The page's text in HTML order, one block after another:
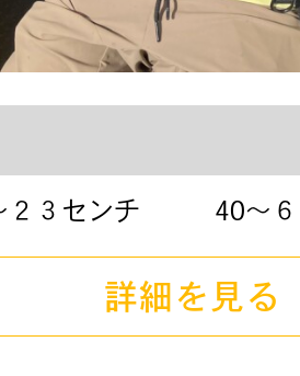
２３センチ 40〜
詳細を見る